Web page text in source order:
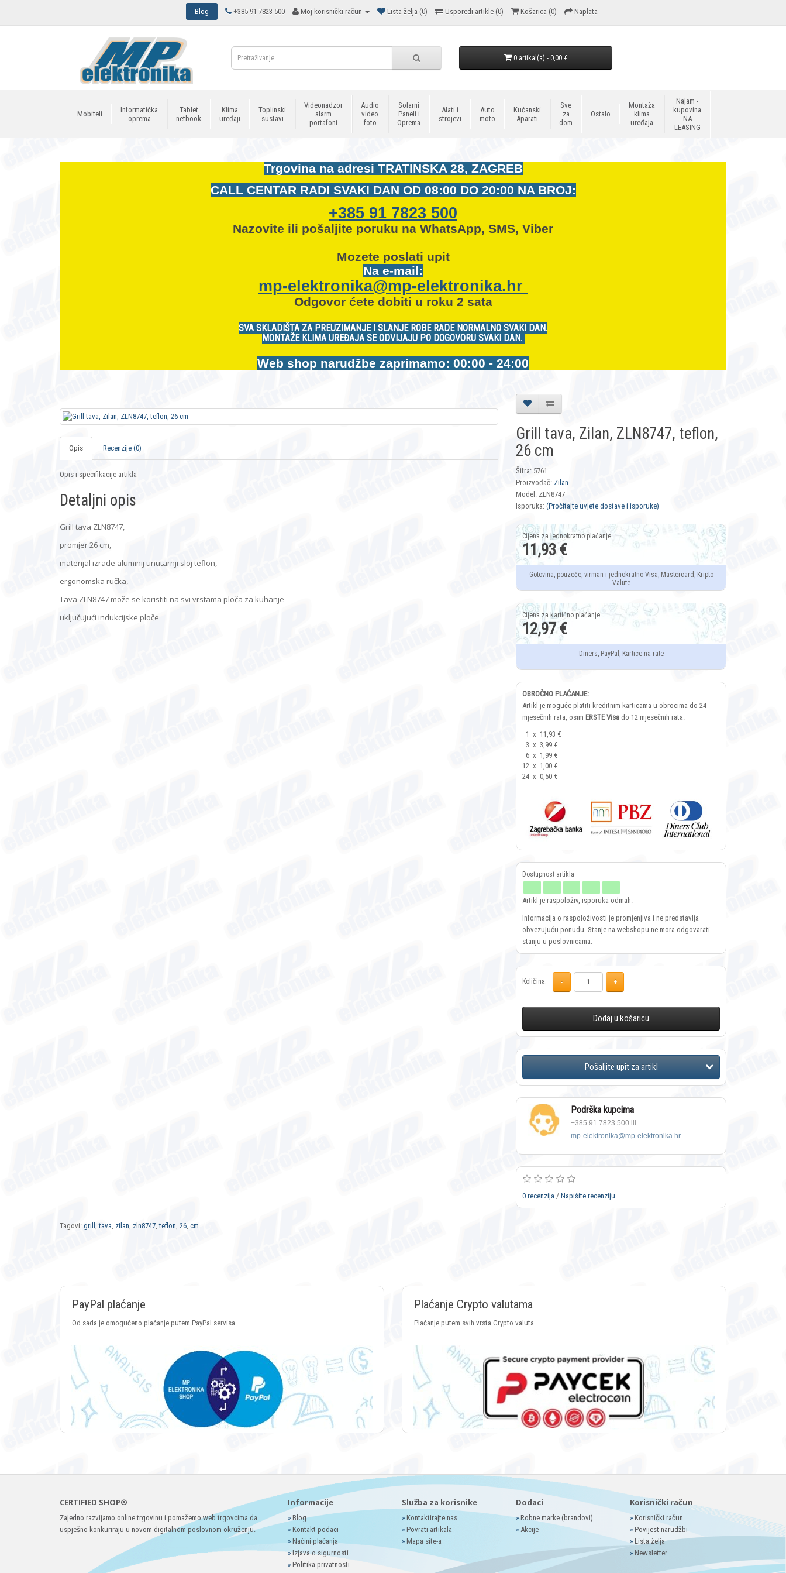
Blog +385 91 7823 500 Moj korisnički račun Lista želja (0) Usporedi artikle (0) Košarica (0) Naplata
0 artikal(a) - 0,00 €
Mobiteli
Informatička
oprema
Tablet
netbook
Klima
uređaji
Toplinski
sustavi
Videonadzor
alarm
portafoni
Audio
video
foto
Solarni
Paneli i
Oprema
Alati i
strojevi
Auto
moto
Kućanski
Aparati
Sve
za
dom
Ostalo
Montaža
klima
uređaja
Najam -
kupovina
NA
LEASING
Trgovina na adresi TRATINSKA 28, ZAGREB
CALL CENTAR RADI SVAKI DAN OD 08:00 DO 20:00 NA BROJ:
+385 91 7823 500
Nazovite ili pošaljite poruku na WhatsApp, SMS, Viber
Mozete poslati upit
Na e-mail:
mp-elektronika@mp-elektronika.hr
Odgovor ćete dobiti u roku 2 sata
SVA SKLADIŠTA ZA PREUZIMANJE I SLANJE ROBE RADE NORMALNO SVAKI DAN.
MONTAŽE KLIMA UREĐAJA SE ODVIJAJU PO DOGOVORU SVAKI DAN.
Web shop narudžbe zaprimamo: 00:00 - 24:00
Opis Recenzije (0)
Opis i specifikacije artikla
Detaljni opis
Grill tava ZLN8747,
promjer 26 cm,
materijal izrade aluminij unutarnji sloj teflon,
ergonomska ručka,
Tava ZLN8747 može se koristiti na svi vrstama ploča za kuhanje
uključujući indukcijske ploče
Grill tava, Zilan, ZLN8747, teflon,
26 cm
Šifra: 5761
Proizvođač: Zilan
Model: ZLN8747
Isporuka: (Pročitajte uvjete dostave i isporuke)
11,93 €
Gotovina, pouzeće, virman i jednokratno Visa, Mastercard, Kripto
Valute
12,97 €
Diners, PayPal, Kartice na rate
OBROČNO PLAĆANJE:
Artikl je moguće platiti kreditnim karticama u obrocima do 24
mjesečnih rata, osim ERSTE Visa do 12 mjesečnih rata.
1 x 11,93 €
3 x 3,99 €
6 x 1,99 €
12 x 1,00 €
24 x 0,50 €
Artikl je raspoloživ, isporuka odmah.
Informacija o raspoloživosti je promjenjiva i ne predstavlja
obvezujuću ponudu. Stanje na webshopu ne mora odgovarati
stanju u poslovnicama.
Količina:
Dodaj u košaricu
Podrška kupcima
+385 91 7823 500 ili
mp-elektronika@mp-elektronika.hr
0 recenzija / Napišite recenziju
Tagovi: grill ,tava, zilan, zln8747,teflon, 26, cm
PayPal plaćanje
Od sada je omogućeno plaćanje putem PayPal servisa
Plaćanje Crypto valutama
Plaćanje putem svih vrsta Crypto valuta
CERTIFIED SHOP®
Zajedno razvijamo online trgovinu i pomažemo web trgovcima da
uspješno konkuriraju u novom digitalnom poslovnom okruženju.
Informacije
» Blog
» Kontakt podaci
» Načini plaćanja
»Izjava o sigurnosti
» Politika privatnosti
Služba za korisnike
» Kontaktirajte nas
» Povrati artikala
» Mapa site-a
Dodaci
»Robne marke (brandovi)
» Akcije
Korisnički račun
» Korisnički račun
» Povijest narudžbi
» Lista želja
» Newsletter